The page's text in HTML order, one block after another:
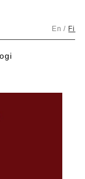
Fi
En /